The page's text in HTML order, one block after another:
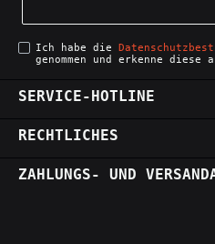
Ich habe die
genommen und erkenne diese
SERVICE-HOTLINE
RECHTLICHES
ZAHLUNGS- UND